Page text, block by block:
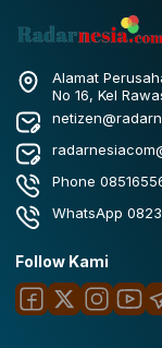
Alamat
No 16, Kel
Phone
WhatsApp
Follow Kami